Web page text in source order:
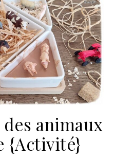
animaux
{Activité}